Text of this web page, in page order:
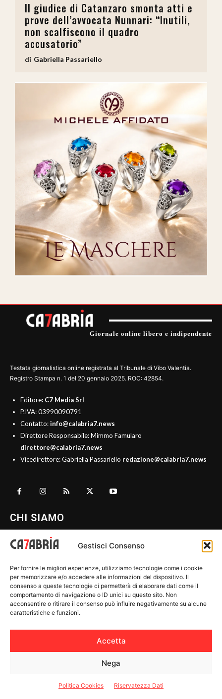
Gestisci Consenso
Per fornire le migliori esperienze, utilizziamo tecnologie come i cookie
per memorizzare e/o accedere alle informazioni del dispositivo. Il
consenso a queste tecnologie ci permetterà di elaborare dati come il
comportamento di navigazione o ID unici su questo sito. Non
acconsentire o ritirare il consenso può influire negativamente su alcune
caratteristiche e funzioni.
Accetta
Nega
Politica Cookies Riservatezza Dati
Il giudice di Catanzaro smonta atti e
prove dell’avvocata Nunnari: “Inutili,
non scalfiscono il quadro
accusatorio”
Gabriella Passariello
Giornale online libero e indipendente
Testata giornalistica online registrata al Tribunale di Vibo Valentia.
Registro Stampa n. 1 del 20 gennaio 2025. ROC: 42854.
Editore: C7 Media Srl
P.IVA: 03990090791
Contatto:info@calabria7.news
Direttore Responsabile: Mimmo Famularo
direttore@calabria7.news
Vicedirettore: Gabriella Passariello redazione@calabria7.news
CHI SIAMO
REDAZIONE
CONTATTI
PRINCIPI EDITORIALI
PUBBLICITÀ
NOTE LEGALI